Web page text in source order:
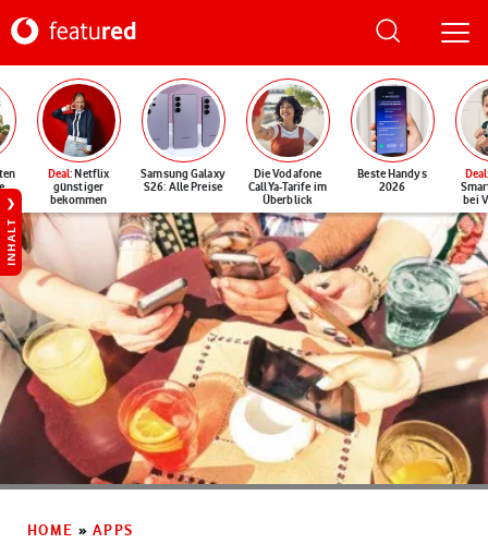
Deal: Netflix
günstiger
bekommen
Samsung Galaxy
S26: Alle Preise
Die Vodafone
CallYa-Tarife im
Überblick
Beste Handys
2026
Deal
bei
INHALT
HOME » APPS